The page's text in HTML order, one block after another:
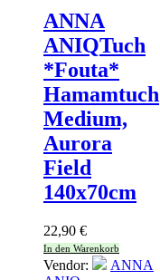
ANNA
ANIQTuch
*Fouta*
Hamamtuch
Medium,
Aurora
Field
140x70cm
22,90 €
In den Warenkorb
Vendor:
ANNA